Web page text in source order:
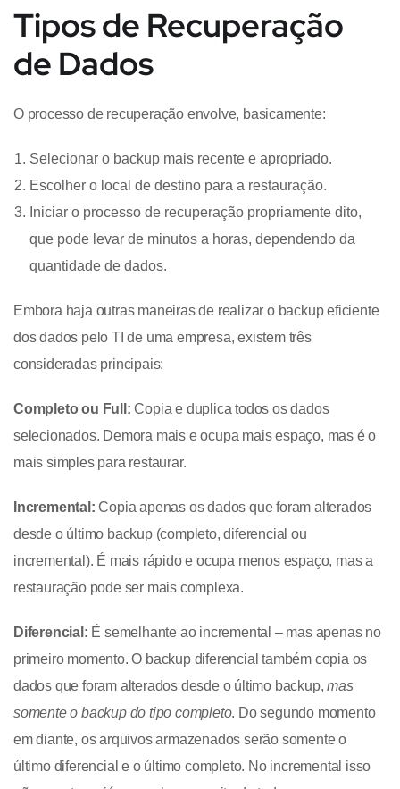
Tipos de Recuperação
de Dados
O processo de recuperação envolve, basicamente:
Selecionar o backup mais recente e apropriado.
Escolher o local de destino para a restauração.
Iniciar o processo de recuperação propriamente dito,
que pode levar de minutos a horas, dependendo da
quantidade de dados.
Embora haja outras maneiras de realizar o backup eficiente
dos dados pelo TI de uma empresa, existem três
consideradas principais:
Completo ou Full: Copia e duplica todos os dados
selecionados. Demora mais e ocupa mais espaço, mas é o
mais simples para restaurar.
Incremental: Copia apenas os dados que foram alterados
desde o último backup (completo, diferencial ou
incremental). É mais rápido e ocupa menos espaço, mas a
restauração pode ser mais complexa.
Diferencial: É semelhante ao incremental – mas apenas no
primeiro momento. O backup diferencial também copia os
dados que foram alterados desde o último backup,mas
somente o backup do tipo completo. Do segundo momento
em diante, os arquivos armazenados serão somente o
último diferencial e o último completo. No incremental isso